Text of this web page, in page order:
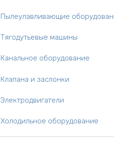
Пылеулавливающие
Тягодутьевые машины
Канальное оборудование
Клапана и заслонки
Электродвигатели
Холодильное оборудование